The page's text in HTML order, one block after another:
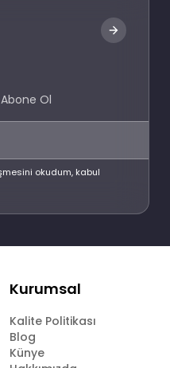
Ol
okudum, kabul
Kurumsal
Kalite Politikası
Blog
Künye